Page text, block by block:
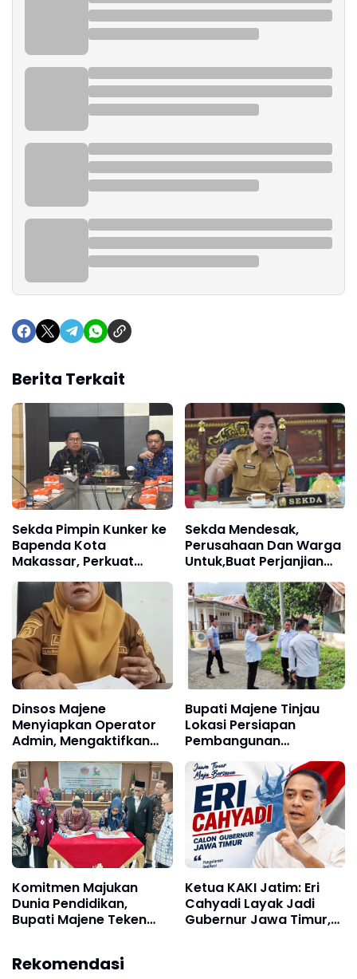
Berita Terkait
Sekda Pimpin Kunker ke
Bapenda Kota
Makassar, Perkuat
Strategi Peningkatan
PAD.
Sekda Mendesak,
Perusahaan Dan Warga
Untuk,Buat Perjanjian
Dalam Bentuk Legal
Yang Berkekuatan
Hukum
Dinsos Majene
Menyiapkan Operator
Admin, Mengaktifkan
Data 10 Ribu Lebih
Peserta BPJS JKN
Nonaktif,!
Bupati Majene Tinjau
Lokasi Persiapan
Pembangunan
Kampung Nelayan di
Bababulo
Komitmen Majukan
Dunia Pendidikan,
Bupati Majene Teken
Ketua KAKI Jatim: Eri
Cahyadi Layak Jadi
Gubernur Jawa Timur,
Rekomendasi